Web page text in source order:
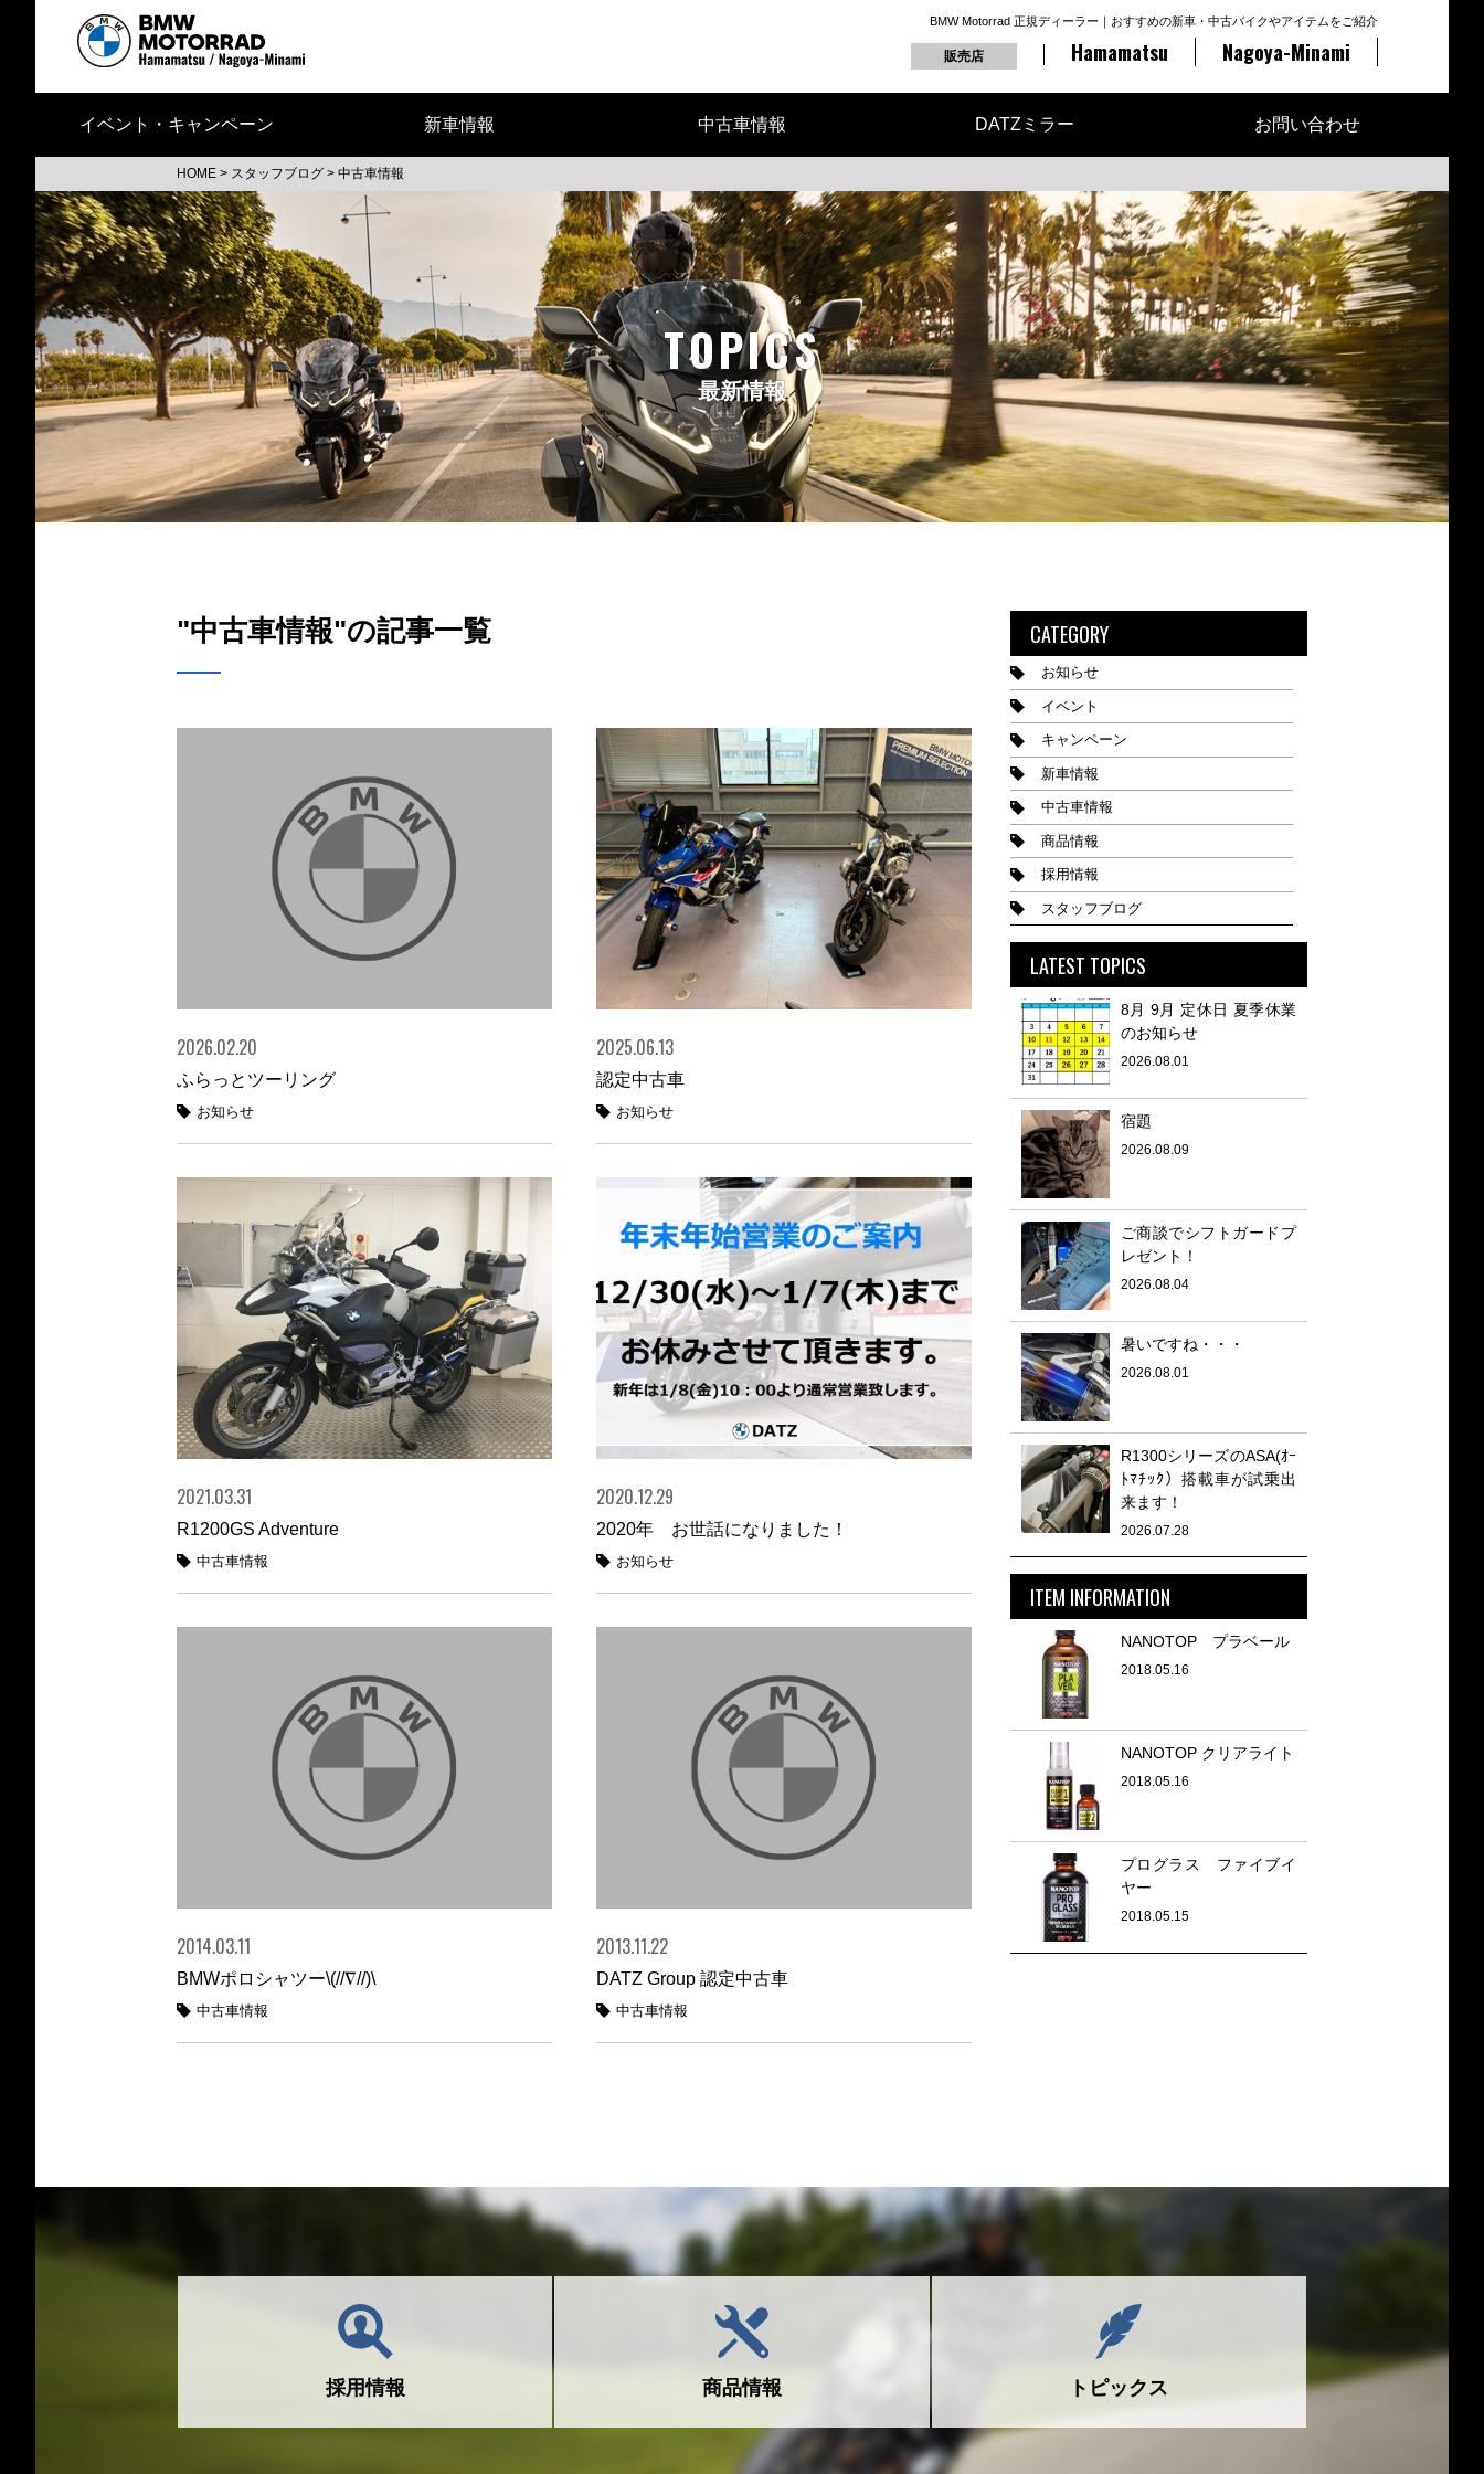
BMW Motorrad 正規ディーラー｜おすすめの新車・中古バイクやアイテムをご紹介
販売店 Hamamatsu Nagoya-Minami
イベント・キャンペーン 新車情報 中古車情報 DATZミラー お問い合わせ
HOME > スタッフブログ > 中古車情報
TOPICS
最新情報
"中古車情報"の記事一覧
2026.02.20
ふらっとツーリング
お知らせ
2025.06.13
認定中古車
お知らせ
2021.03.31
R1200GS Adventure
中古車情報
2020.12.29
2020年 お世話になりました！
お知らせ
2014.03.11
BMWポロシャツー\(//∇//)\
中古車情報
2013.11.22
DATZ Group 認定中古車
中古車情報
CATEGORY
お知らせ
イベント
キャンペーン
新車情報
中古車情報
商品情報
採用情報
スタッフブログ
LATEST TOPICS
8月 9月 定休日 夏季休業
のお知らせ
2026.08.01
宿題
2026.08.09
ご商談でシフトガードプ
レゼント！
2026.08.04
暑いですね・・・
2026.08.01
R1300シリーズのASA(ｵｰ
ﾄﾏﾁｯｸ）搭載車が試乗出
来ます！
2026.07.28
ITEM INFORMATION
NANOTOP プラベール
2018.05.16
NANOTOP クリアライト
2018.05.16
プログラス ファイブイ
ヤー
2018.05.15
採用情報 商品情報 トピックス